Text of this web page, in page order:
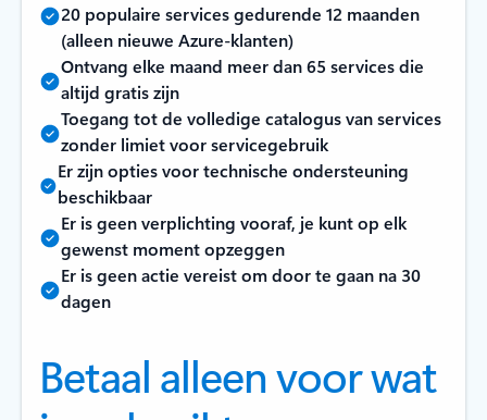
20 populaire services gedurende 12 maanden
(alleen nieuwe Azure-klanten)
Ontvang elke maand meer dan 65 services die
altijd gratis zijn
Toegang tot de volledige catalogus van services
zonder limiet voor servicegebruik
Er zijn opties voor technische ondersteuning
beschikbaar
Er is geen verplichting vooraf, je kunt op elk
gewenst moment opzeggen
Er is geen actie vereist om door te gaan na 30
dagen
Betaal alleen voor wat